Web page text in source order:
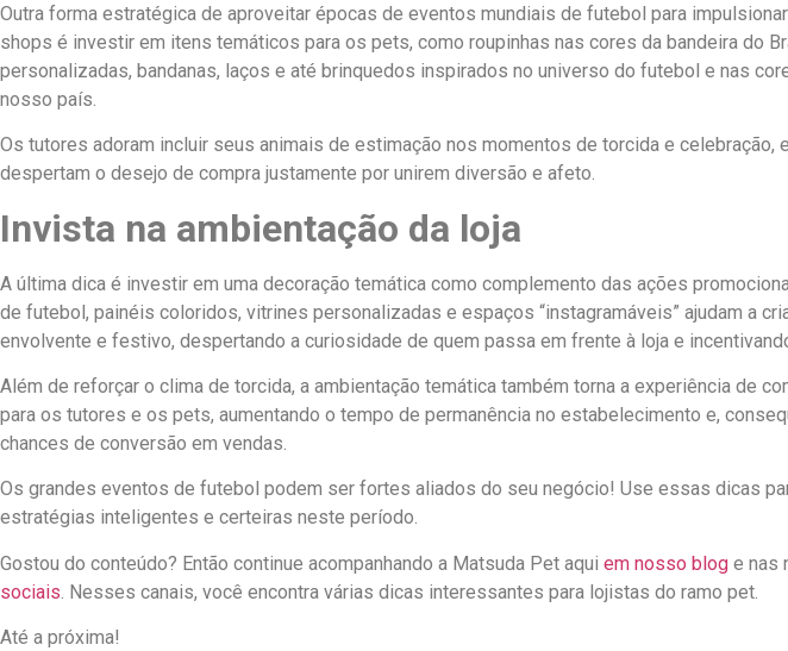
Outra forma estratégica de aproveitar épocas de eventos mundiais de futebol para
shops é investir em itens temáticos para os pets, como roupinhas nas cores da bandeira do
personalizadas, bandanas, laços e até brinquedos inspirados no universo do futebol e nas
nosso país.
Os tutores adoram incluir seus animais de estimação nos momentos de torcida e celebração,
despertam o desejo de compra justamente por unirem diversão e afeto.
Invista na ambientação da loja
A última dica é investir em uma decoração temática como complemento das ações
de futebol, painéis coloridos, vitrines personalizadas e espaços “instagramáveis” ajudam a
envolvente e festivo, despertando a curiosidade de quem passa em frente à loja e
Além de reforçar o clima de torcida, a ambientação temática também torna a experiência de
para os tutores e os pets, aumentando o tempo de permanência no estabelecimento e,
chances de conversão em vendas.
Os grandes eventos de futebol podem ser fortes aliados do seu negócio! Use essas dicas
estratégias inteligentes e certeiras neste período.
Gostou do conteúdo? Então continue acompanhando a Matsuda Pet aqui em nosso blog e nas
sociais . Nesses canais, você encontra várias dicas interessantes para lojistas do ramo pet.
Até a próxima!